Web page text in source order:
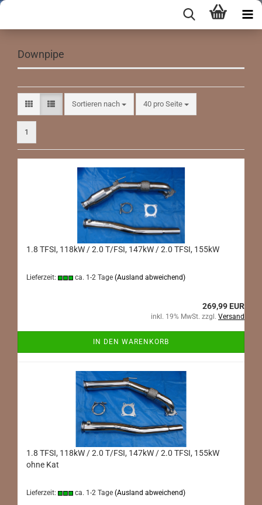
Downpipe
Sortieren nach
Sortieren nach 40 pro Seite
pro Seite
1
1.8 TFSI, 118kW / 2.0 T/FSI, 147kW / 2.0 TFSI, 155kW
Lieferzeit: ca. 1-2 Tage (Ausland abweichend)
269,99 EUR
inkl. 19% MwSt. zzgl. Versand
IN DEN WARENKORB
1.8 TFSI, 118kW / 2.0 T/FSI, 147kW / 2.0 TFSI, 155kW
ohne Kat
Lieferzeit: ca. 1-2 Tage (Ausland abweichend)